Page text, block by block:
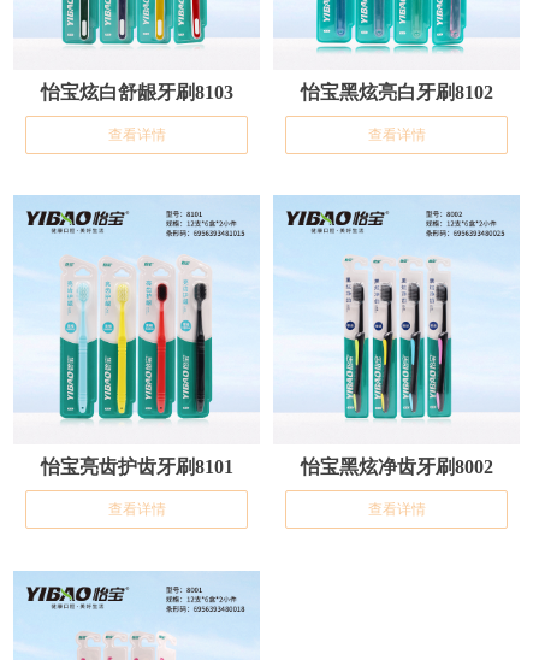
怡宝炫白舒龈牙刷8103
查看详情
怡宝黑炫亮白牙刷8102
查看详情
怡宝亮齿护齿牙刷8101
查看详情
怡宝黑炫净齿牙刷8002
查看详情